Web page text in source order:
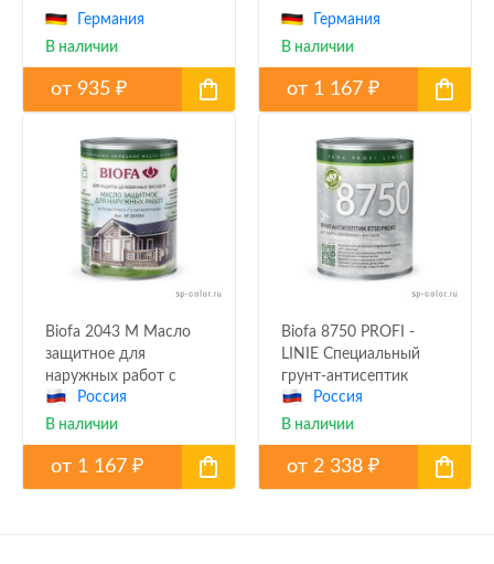
Германия
В наличии
от 935 ₽
Германия
В наличии
от 1 167₽
Biofa 2043 M Масло
защитное для
наружных работ с
антисептиком
(Матовое)
Россия
В наличии
от 1 167 ₽
Biofa 8750 PROFI -
LINIE Специальный
грунт-антисептик
Россия
В наличии
от2 338₽